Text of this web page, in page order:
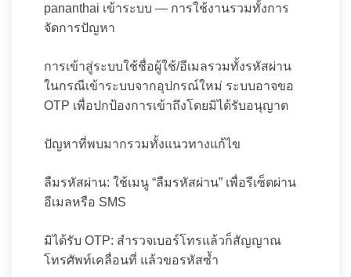
pananthai เข้าระบบ — การใช้งานรวมทั้งการ
จัดการปัญหา
การเข้าสู่ระบบใช้ชื่อผู้ใช้/อีเมลรวมทั้งรหัสผ่าน
ในกรณีเข้าระบบจากอุปกรณ์ใหม่ ระบบอาจขอ
OTP เพื่อปกป้องการเข้าถึงโดยมิได้รับอนุญาต
ปัญหาที่พบมากรวมทั้งแนวทางแก้ไข
ลืมรหัสผ่าน: ใช้เมนู “ลืมรหัสผ่าน” เพื่อรีเซ็ตผ่าน
อีเมลหรือ SMS
มิได้รับ OTP: สำรวจเบอร์โทรแล้วก็สัญญาณ
โทรศัพท์เคลื่อนที่ แล้วขอรหัสซ้ำ